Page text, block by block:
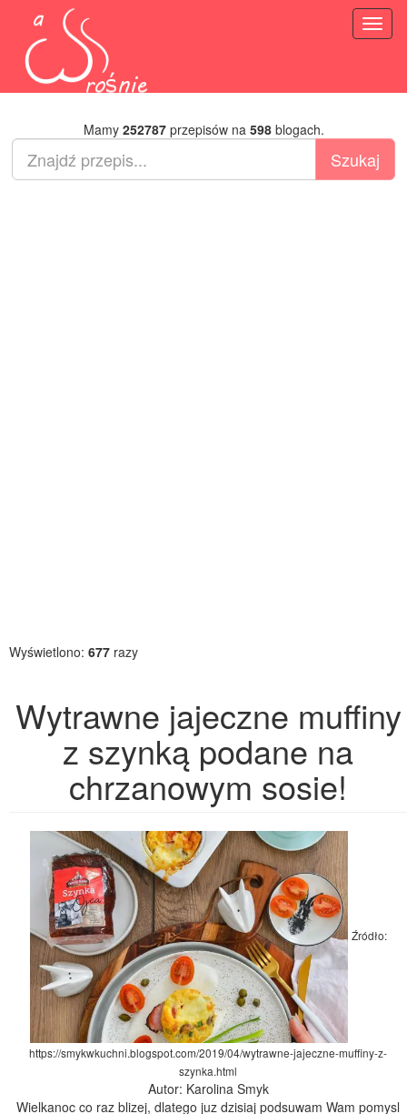
Mamy 252787przepisów na 598blogach.
Wyświetlono: 677 razy
Wytrawne jajeczne muffiny
z szynką podane na
chrzanowym sosie!
Źródło:
https://smykwkuchni.blogspot.com/2019/04/wytrawne-jajeczne-muffiny-z-
szynka.html
Autor: Karolina Smyk
Wielkanoc co raz blizej, dlatego juz dzisiaj podsuwam Wam pomysl